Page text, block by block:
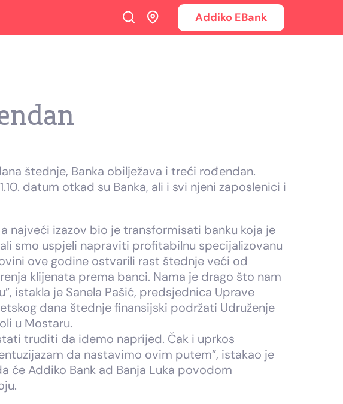
Addiko EBank
štednje, Banka obilježava i treći rođendan.
datum otkad su Banka, ali i svi njeni zaposlenici i
najveći izazov bio je transformisati banku koja je
smo uspjeli napraviti profitabilnu specijalizovanu
ove godine ostvarili rast štednje veći od
klijenata prema banci. Nama je drago što nam
istakla je Sanela Pašić, predsjednica Uprave
dana štednje finansijski podržati Udruženje
u Mostaru.
truditi da idemo naprijed. Čak i uprkos
da nastavimo ovim putem”, istakao je
će Addiko Bank ad Banja Luka povodom